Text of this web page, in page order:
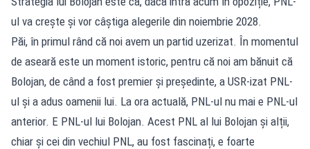
ul va crește și vor câștiga alegerile din noiembrie 2028.
Păi, în primul rând că noi avem un partid uzerizat. În momentul
de aseară este un moment istoric, pentru că noi am bănuit că
Bolojan, de când a fost premier și președinte, a USR-izat PNL-
ul și a adus oamenii lui. La ora actuală, PNL-ul nu mai e PNL-ul
anterior. E PNL-ul lui Bolojan. Acest PNL al lui Bolojan și alții,
chiar și cei din vechiul PNL, au fost fascinați, e foarte